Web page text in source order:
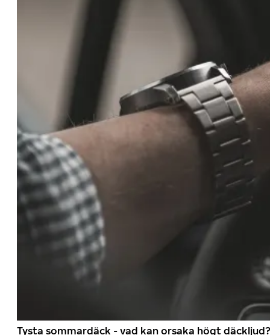
Tysta sommardäck - vad kan orsaka högt däckljud?